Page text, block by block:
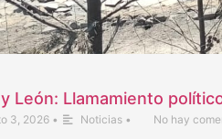
León: Llamamiento
3, 2026 • Noticias • No hay